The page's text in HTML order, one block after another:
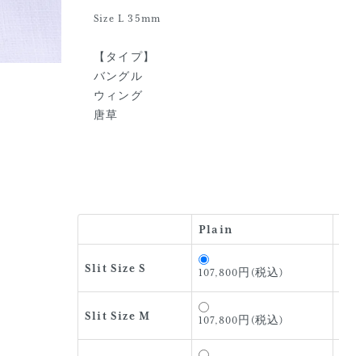
Size L 35mm
【タイプ】
バングル
ウィング
唐草
Plain
Slit Size S 107,800円(税込)
Slit Size M 107,800円(税込)